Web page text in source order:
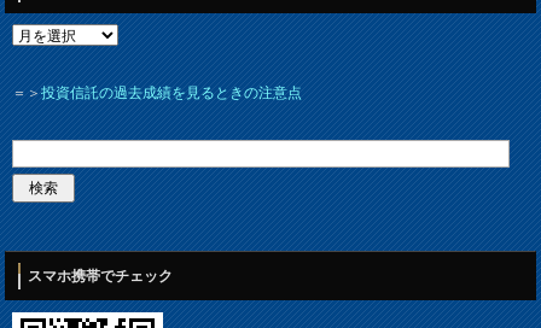
＝＞投資信託の過去成績を見るときの注意点
スマホ携帯でチェック